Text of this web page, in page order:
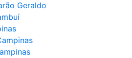
Geraldo